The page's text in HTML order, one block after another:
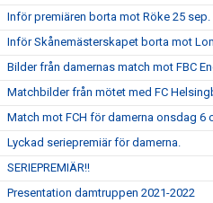
Inför premiären borta mot Röke 25 sep.
Inför Skånemästerskapet borta mot
Bilder från damernas match mot FBC
Matchbilder från mötet med FC
Match mot FCH för damerna onsdag 6
Lyckad seriepremiär för damerna.
SERIEPREMIÄR!!
Presentation damtruppen 2021-2022